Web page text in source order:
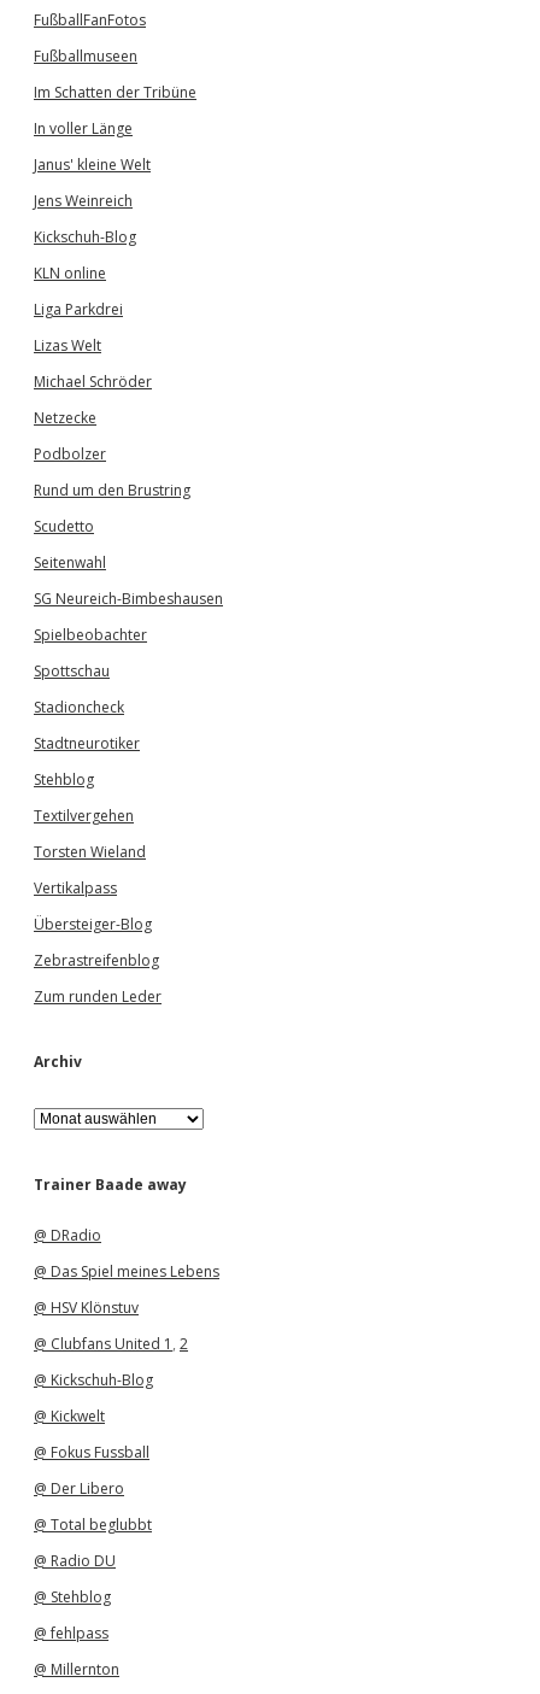
FußballFanFotos
Fußballmuseen
Im Schatten der Tribüne
In voller Länge
Janus' kleine Welt
Jens Weinreich
Kickschuh-Blog
KLN online
Liga Parkdrei
Lizas Welt
Michael Schröder
Netzecke
Podbolzer
Rund um den Brustring
Scudetto
Seitenwahl
SG Neureich-Bimbeshausen
Spielbeobachter
Spottschau
Stadioncheck
Stadtneurotiker
Stehblog
Textilvergehen
Torsten Wieland
Vertikalpass
Übersteiger-Blog
Zebrastreifenblog
Zum runden Leder
Archiv
A
r
h
Trainer Baade away
@ DRadio
@ Das Spiel meines Lebens
@ HSV Klönstuv
@ Clubfans United 1 , 2
@ Kickschuh-Blog
@ Kickwelt
@ Fokus Fussball
@ Der Libero
@ Total beglubbt
@ Radio DU
@ Stehblog
@ fehlpass
@ Millernton